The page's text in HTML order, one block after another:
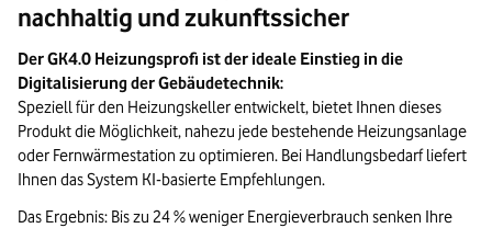
nachhaltig und zukunftssicher
Der GK4.0 Heizungsprofi ist der ideale Einstieg in die
Digitalisierung der Gebäudetechnik:
Speziell für den Heizungskeller entwickelt, bietet Ihnen dieses
Produkt die Möglichkeit, nahezu jede bestehende Heizungsanlage
oder Fernwärmestation zu optimieren. Bei Handlungsbedarf liefert
Ihnen das System KI-basierte Empfehlungen.
Das Ergebnis: Bis zu 24 % weniger Energieverbrauch senken Ihre